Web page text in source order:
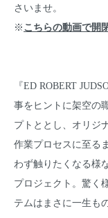
さいませ。
※ こちらの動画で開
『ED ROBERT
事をヒントに架空の
プトととし、オリジ
作業プロセスに至る
わず触りたくなる様
プロジェクト。驚く
テムはまさに一生もの